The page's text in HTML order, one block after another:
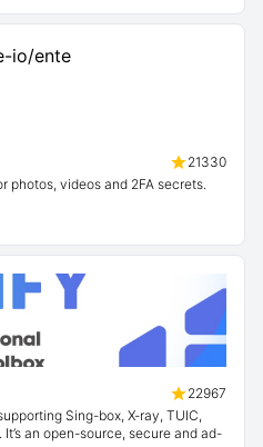
21330
videos and 2FA secrets.
22967
Sing-box, X-ray, TUIC,
an open-source, secure and ad-